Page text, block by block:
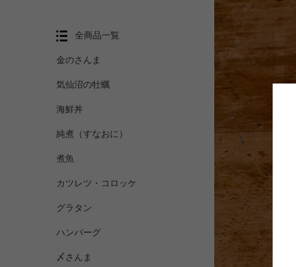
全商品一覧
金のさんま
気仙沼の牡蠣
海鮮丼
純煮（すなおに）
煮魚
カツレツ・コロッケ
グラタン
ハンバーグ
〆さんま